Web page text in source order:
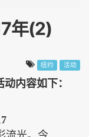
年(2)
纽约 活动
动内容如下 ：